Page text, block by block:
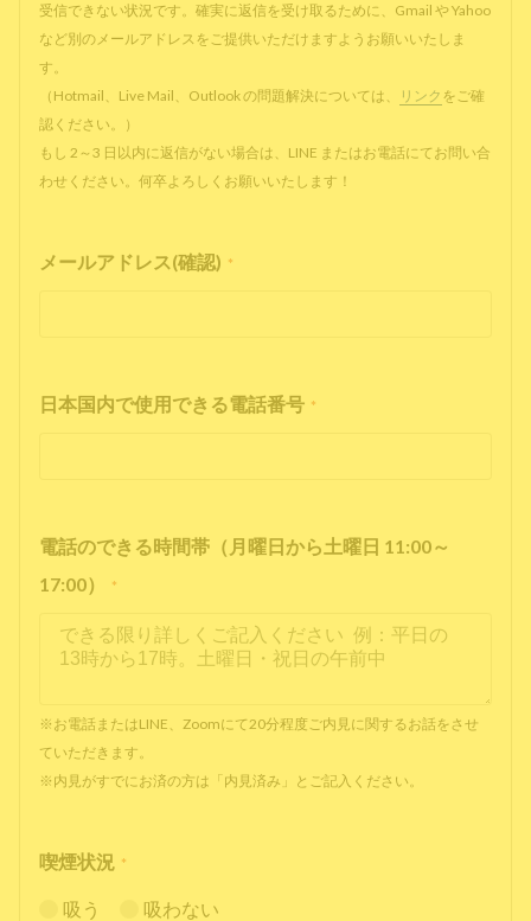
受信できない状況です。確実に返信を受け取るために、Gmail や Yahoo
など別のメールアドレスをご提供いただけますようお願いいたしま
す。
（Hotmail、Live Mail、Outlook の問題解決については、
リンク をご確
認ください。）
もし 2～3 日以内に返信がない場合は、LINE またはお電話にてお問い合
わせください。何卒よろしくお願いいたします！
メールアドレス(確認) *
日本国内で使用できる電話番号 *
電話のできる時間帯（月曜日から土曜日 11:00～
17:00）
*
※お電話またはLINE、Zoomにて20分程度ご内見に関するお話をさせ
ていただきます。
※内見がすでにお済の方は「内見済み」とご記入ください。
喫煙状況 *
吸う 吸わない